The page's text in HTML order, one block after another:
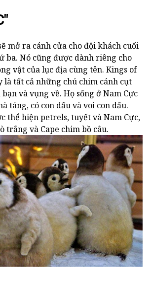
mở ra cánh cửa cho đội khách cuối
ba. Nó cũng được dành riêng cho
vật của lục địa cùng tên. Kings of
là tất cả những chú chim cánh cụt
và vụng về. Họ sống ở Nam Cực
táng, có con dấu và voi con dấu.
thể hiện petrels, tuyết và Nam Cực,
trắng và Cape chim bồ câu.